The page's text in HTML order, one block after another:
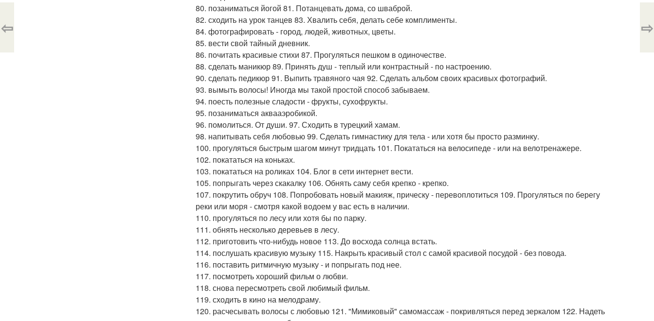
80. позаниматься йогой 81. Потанцевать дома, со шваброй.
82. сходить на урок танцев 83. Хвалить себя, делать себе комплименты.
84. фотографировать - город, людей, животных, цветы.
85. вести свой тайный дневник.
86. почитать красивые стихи 87. Прогуляться пешком в одиночестве.
88. сделать маникюр 89. Принять душ - теплый или контрастный - по настроению.
90. сделать педикюр 91. Выпить травяного чая 92. Сделать альбом своих красивых фотографий.
93. вымыть волосы! Иногда мы такой простой способ забываем.
94. поесть полезные сладости - фрукты, сухофрукты.
95. позаниматься аквааэробикой.
96. помолиться. От души. 97. Сходить в турецкий хамам.
98. напитывать себя любовью 99. Сделать гимнастику для тела - или хотя бы просто разминку.
100. прогуляться быстрым шагом минут тридцать 101. Покататься на велосипеде - или на велотренажере.
102. покататься на коньках.
103. покататься на роликах 104. Блог в сети интернет вести.
105. попрыгать через скакалку 106. Обнять саму себя крепко - крепко.
107. покрутить обруч 108. Попробовать новый макияж, прическу - перевоплотиться 109. Прогуляться по берегу
реки или моря - смотря какой водоем у вас есть в наличии.
110. прогуляться по лесу или хотя бы по парку.
111. обнять несколько деревьев в лесу.
112. приготовить что-нибудь новое 113. До восхода солнца встать.
114. послушать красивую музыку 115. Накрыть красивый стол с самой красивой посудой - без повода.
116. поставить ритмичную музыку - и попрыгать под нее.
117. посмотреть хороший фильм о любви.
118. снова пересмотреть свой любимый фильм.
119. сходить в кино на мелодраму.
120. расчесывать волосы с любовью 121. "Мимиковый" самомассаж - покривляться перед зеркалом 122. Надеть
⇦ ⇨